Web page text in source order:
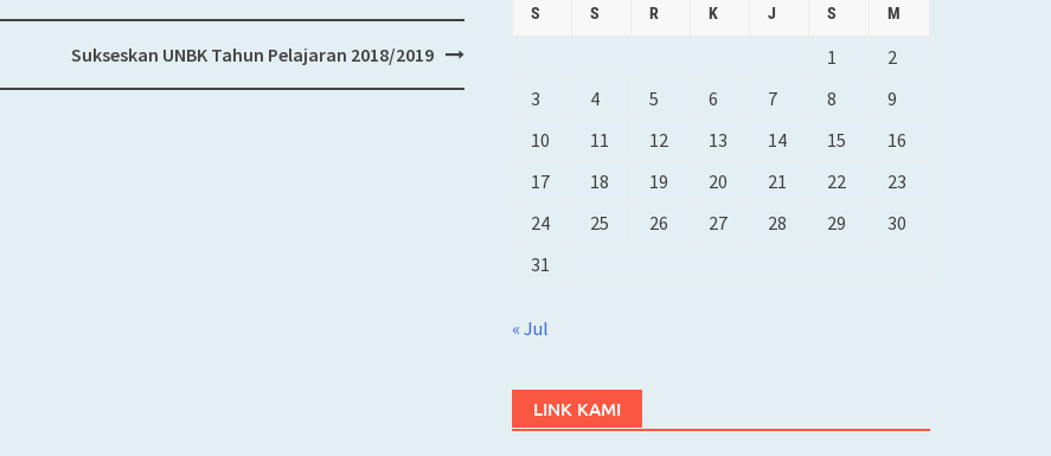
Sukseskan UNBK Tahun Pelajaran 2018/2019
S S R K J S M
1
2
3
4 5 6 7 8
9
10
11 12 13 14 15
16
17
18 19 20 21 22
23
24
25 26 27 28 29
30
31
« Jul
LINK KAMI